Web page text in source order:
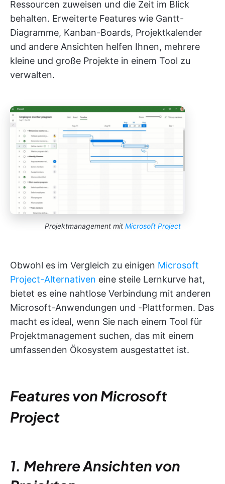
Ressourcen zuweisen und die Zeit im Blick
behalten. Erweiterte Features wie Gantt-
Diagramme, Kanban-Boards, Projektkalender
und andere Ansichten helfen Ihnen, mehrere
kleine und große Projekte in einem Tool zu
verwalten.
Projektmanagement mit Microsoft Project
Obwohl es im Vergleich zu einigen Microsoft
Project-Alternativen eine steile Lernkurve hat,
bietet es eine nahtlose Verbindung mit anderen
Microsoft-Anwendungen und -Plattformen. Das
macht es ideal, wenn Sie nach einem Tool für
Projektmanagement suchen, das mit einem
umfassenden Ökosystem ausgestattet ist.
Features von Microsoft
Project
1. Mehrere Ansichten von